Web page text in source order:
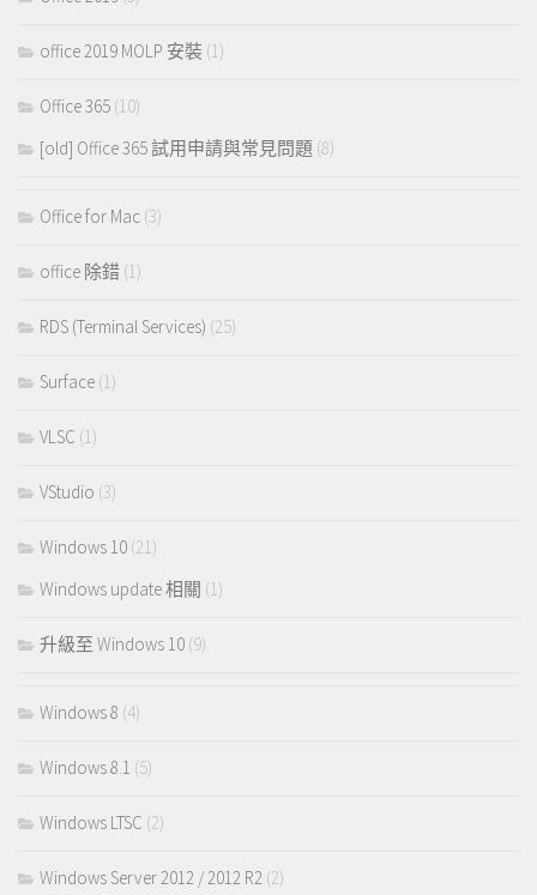
office 2019 MOLP 安裝 (1)
Office 365 (10)
[old] Office 365 試用申請與常見問題 (8)
Office for Mac (3)
office 除錯 (1)
RDS (Terminal Services) (25)
Surface (1)
VLSC (1)
VStudio (3)
Windows 10 (21)
Windows update 相關 (1)
升級至 Windows 10 (9)
Windows 8 (4)
Windows 8.1 (5)
Windows LTSC (2)
Windows Server 2012 / 2012 R2 (2)